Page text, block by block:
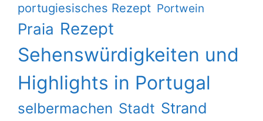
portugiesisches Rezept Portwein
Praia Rezept
Sehenswürdigkeiten und
Highlights in Portugal
selbermachen Stadt Strand